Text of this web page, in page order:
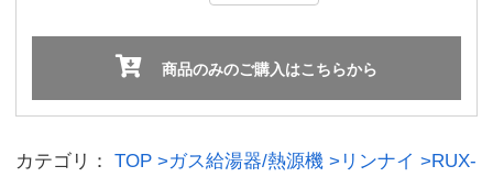
商品のみのご購入はこちらから
カテゴリ： TOP >ガス給湯器/熱源機 >リンナイ >RUX-